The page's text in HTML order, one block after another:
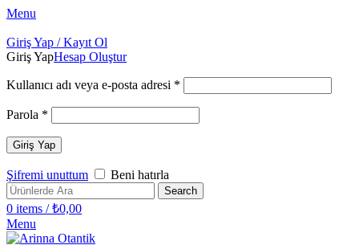
Menu
Giriş Yap / Kayıt Ol
Giriş YapHesap Oluştur
Kullanıcı adı veya e-posta adresi *
Parola *
Giriş Yap
Şifremi unuttum Beni hatırla
Search
0 items / ₺0,00
Menu